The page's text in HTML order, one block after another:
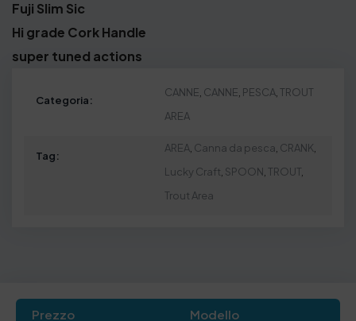
Fuji Slim Sic
Hi grade Cork Handle
super tuned actions
Categoria:
CANNE CANNE PESCA, TROUT
AREA
Tag:
AREA, Canna da pesca CRANK
Lucky Craft SPOON TROUT,
Trout Area
Prezzo Modello